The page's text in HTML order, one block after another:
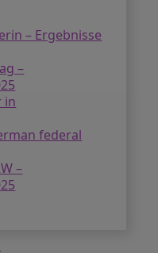
– Ergebnisse
–
in
federal
–